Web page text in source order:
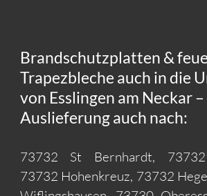
Brandschutzplatten &
Trapezbleche auch in die
von Esslingen am Neckar –
Auslieferung auch nach:
73732 St Bernhardt, 73732
73732 Hohenkreuz, 73732